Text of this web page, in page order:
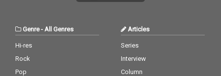
Genre- All Genres
Hi-res
Rock
Pop
Articles
Series
Interview
Column